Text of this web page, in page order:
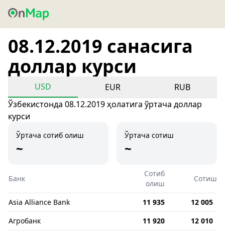
08.12.2019 санасига
доллар курси
USD EUR
RUB
Ўзбекистонда 08.12.2019 ҳолатига ўртача доллар
курси
Ўртача сотиб олиш
~
Ўртача сотиш
~
Банк
Сотиб
олиш
Сотиш
Asia Alliance Bank 11 935
12 005
Агробанк
11 920
12 010